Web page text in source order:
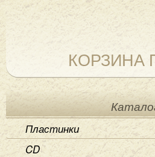
КОРЗИНА
Пластинки
CD